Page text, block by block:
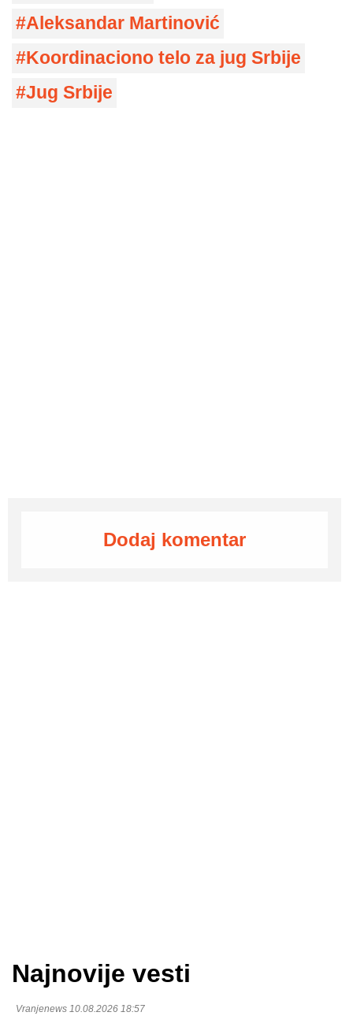
Aleksandar Martinović
Koordinaciono telo za jug Srbije
Jug Srbije
Dodaj komentar
Najnovije vesti
Vranjenews 10.08.2026 18:57